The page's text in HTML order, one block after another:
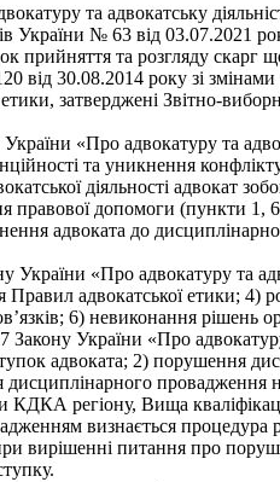
та адвокатську
України № 63 від 03.07.2021
прийняття та розгляду скарг
від 30.08.2014 року зі
затверджені Звітно-
«Про адвокатуру та
та уникнення
діяльності адвокат
правової допомоги (пункти 1,
адвоката до
України «Про адвокатуру та
адвокатської етики; 4)
6) невиконання рішень
Закону України «Про
адвоката; 2) порушення
провадження
КДКА регіону, Вища
визнається процедура
вирішенні питання про